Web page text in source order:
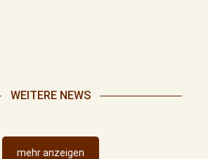
WEITERE NEWS
mehr anzeigen